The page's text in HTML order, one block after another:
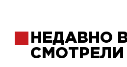
НЕДАВНО
СМОТРЕЛИ